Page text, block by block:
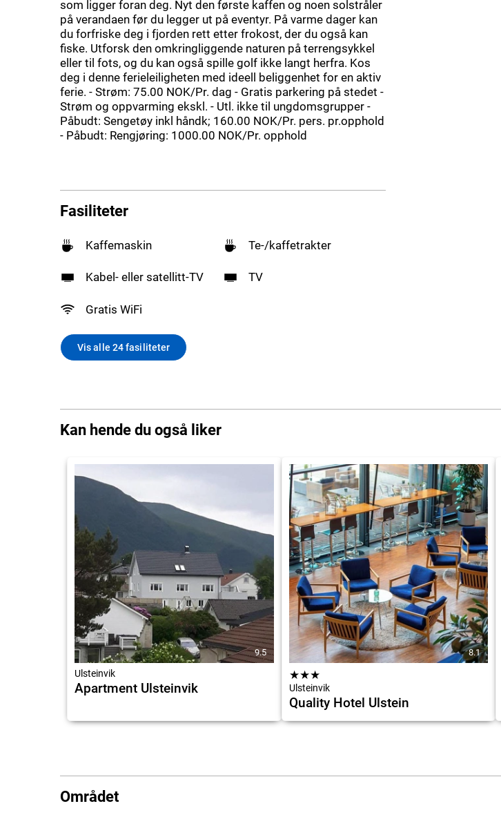
som ligger foran deg. Nyt den første kaffen og noen solstråler
på verandaen før du legger ut på eventyr. På varme dager kan
du forfriske deg i fjorden rett etter frokost, der du også kan
fiske. Utforsk den omkringliggende naturen på terrengsykkel
eller til fots, og du kan også spille golf ikke langt herfra. Kos
deg i denne ferieleiligheten med ideell beliggenhet for en aktiv
ferie. - Strøm: 75.00 NOK/Pr. dag - Gratis parkering på stedet -
Strøm og oppvarming ekskl. - Utl. ikke til ungdomsgrupper -
Påbudt: Sengetøy inkl håndk; 160.00 NOK/Pr. pers. pr.opphold
- Påbudt: Rengjøring: 1000.00 NOK/Pr. opphold
Fasiliteter
Kaffemaskin Te-/kaffetrakter
Kabel- eller satellitt-TV TV
Gratis WiFi
Vis alle 24 fasiliteter
Kan hende du også liker
9.5
Ulsteinvik
Apartment Ulsteinvik
8.1
★★★
Ulsteinvik
Quality Hotel Ulstein
Området